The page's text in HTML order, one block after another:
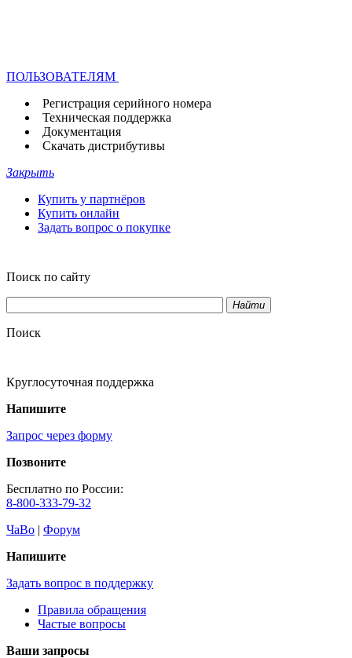
ПОЛЬЗОВАТЕЛЯМ
Регистрация серийного номера
Техническая поддержка
Документация
Скачать дистрибутивы
Закрыть
Купить у партнёров
Купить онлайн
Задать вопрос о покупке
Поиск по сайту
Найти
Поиск
Круглосуточная поддержка
Напишите
Запрос через форму
Позвоните
Бесплатно по России:
8-800-333-79-32
ЧаВо | Форум
Напишите
Задать вопрос в поддержку
Правила обращения
Частые вопросы
Ваши запросы